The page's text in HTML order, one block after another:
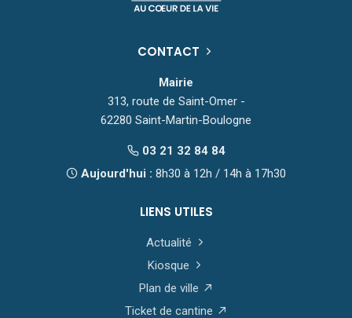
CONTACT
Mairie
313, route de Saint-Omer -
62280 Saint-Martin-Boulogne
03 21 32 84 84
Aujourd'hui : 8h30 à 12h / 14h à 17h30
LIENS UTILES
Actualité
Kiosque
Plan de ville
Ticket de cantine